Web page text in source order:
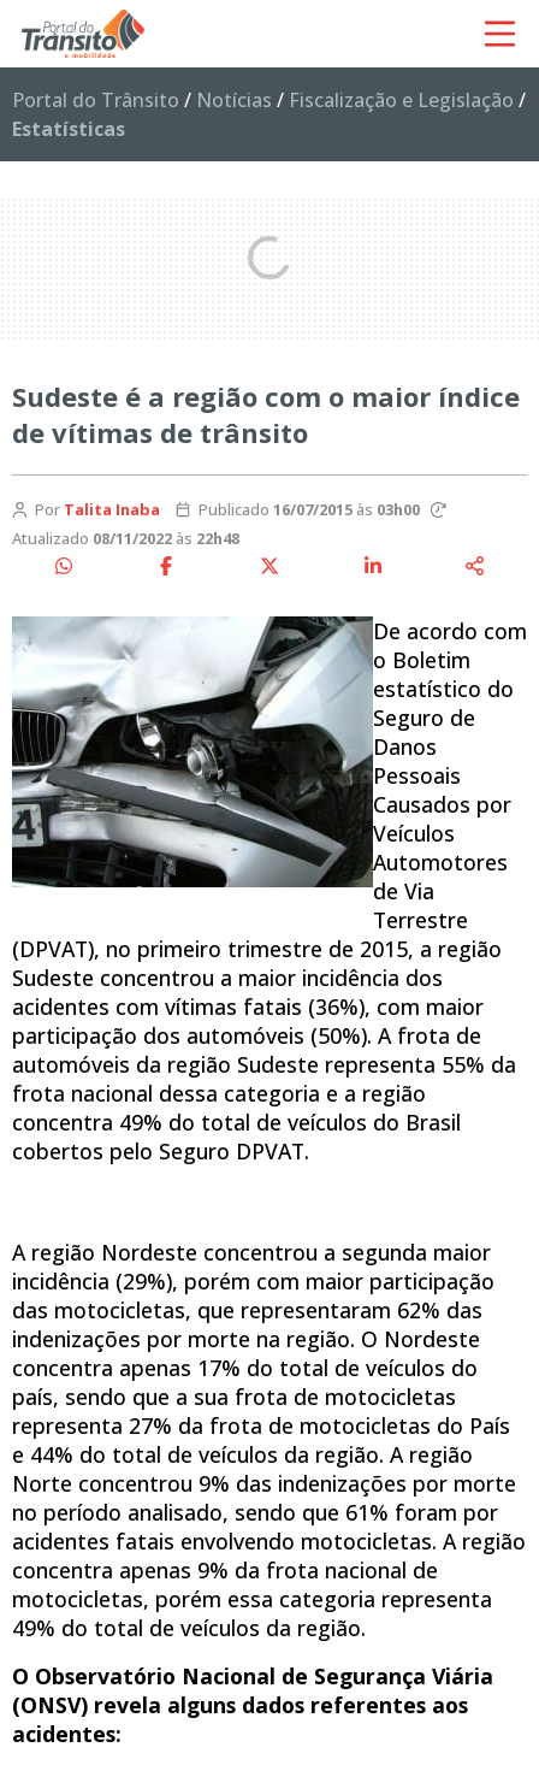
Portal do Trânsito / Notícias / Fiscalização e Legislação /
Estatísticas
Sudeste é a região com o maior índice
de vítimas de trânsito
Por Talita Inaba Publicado 16/07/2015às 03h00
Atualizado 08/11/2022 às 22h48
De acordo com
o Boletim
estatístico do
Seguro de
Danos
Pessoais
Causados por
Veículos
Automotores
de Via
Terrestre
(DPVAT), no primeiro trimestre de 2015, a região
Sudeste concentrou a maior incidência dos
acidentes com vítimas fatais (36%), com maior
participação dos automóveis (50%). A frota de
automóveis da região Sudeste representa 55% da
frota nacional dessa categoria e a região
concentra 49% do total de veículos do Brasil
cobertos pelo Seguro DPVAT.
A região Nordeste concentrou a segunda maior
incidência (29%), porém com maior participação
das motocicletas, que representaram 62% das
indenizações por morte na região. O Nordeste
concentra apenas 17% do total de veículos do
país, sendo que a sua frota de motocicletas
representa 27% da frota de motocicletas do País
e 44% do total de veículos da região. A região
Norte concentrou 9% das indenizações por morte
no período analisado, sendo que 61% foram por
acidentes fatais envolvendo motocicletas. A região
concentra apenas 9% da frota nacional de
motocicletas, porém essa categoria representa
49% do total de veículos da região.
O Observatório Nacional de Segurança Viária
(ONSV) revela alguns dados referentes aos
acidentes: